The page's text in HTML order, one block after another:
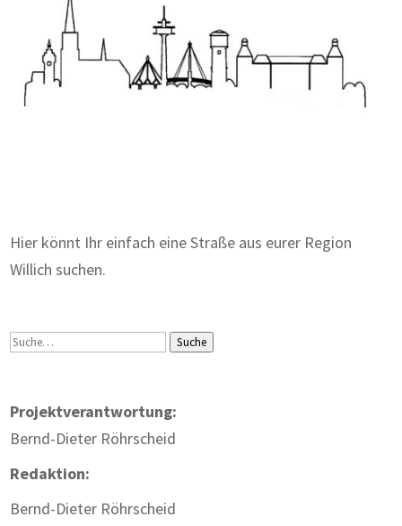
Hier könnt Ihr einfach eine Straße aus eurer Region
Willich suchen.
Suche Suche
Projektverantwortung:
Bernd-Dieter Röhrscheid
Redaktion:
Bernd-Dieter Röhrscheid